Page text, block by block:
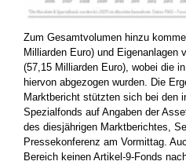
Zum Gesamtvolumen hinzu
Milliarden Euro) und Eigenanlagen
(57,15 Milliarden Euro), wobei die
hiervon abgezogen wurden. Die
Marktbericht stützten sich bei den
Spezialfonds auf Angaben der
des diesjährigen Marktberichtes,
Pressekonferenz am Vormittag.
Bereich keinen Artikel-9-Fonds